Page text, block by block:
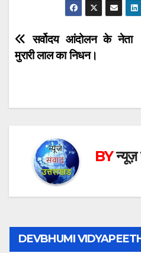
Post
navigation
सर्वोदय आंदोलन के नेता
मुरारी लाल का निधन।
BYन्यूज़
DEVBHUMI